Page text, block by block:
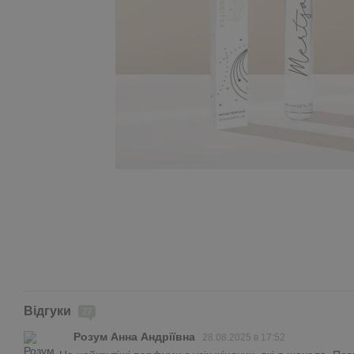
Відгуки
Розум Анна Андріївна 28.08.2025 в 17:52